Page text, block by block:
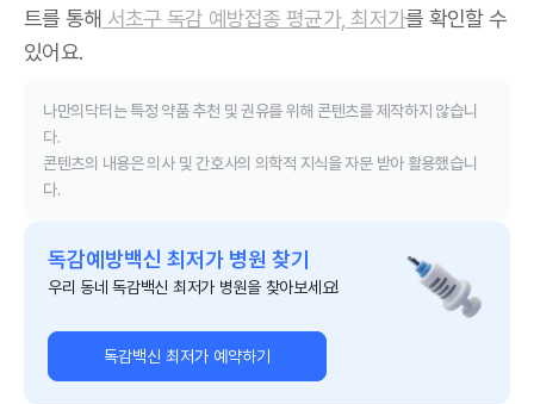
트를 통해 서초구 독감 예방접종 평균가, 최저가를 확인할 수
있어요.
나만의닥터는 특정 약품 추천 및 권유를 위해 콘텐츠를 제작하지 않습니
다.
콘텐츠의 내용은 의사 및 간호사의 의학적 지식을 자문 받아 활용했습니
다.
독감예방백신 최저가 병원 찾기
우리 동네 독감백신 최저가 병원을 찾아보세요!
독감백신 최저가 예약하기